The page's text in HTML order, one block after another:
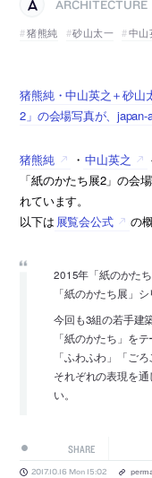
ARCHITECTURE
猪熊純
砂山太一 中山
猪熊純・中山英之＋砂山
2」の会場写真が、
猪熊純 ・ 中山英之
「紙のかたち展2」の会
れています。
以下は 展覧会公式 の
2015年「紙のかた
「紙のかたち展」
今回も3組の若手建
「紙のかたち」を
「ふわふわ」「ご
それぞれの表現を
い。
SHARE
2017.10.16 Mon 15:02